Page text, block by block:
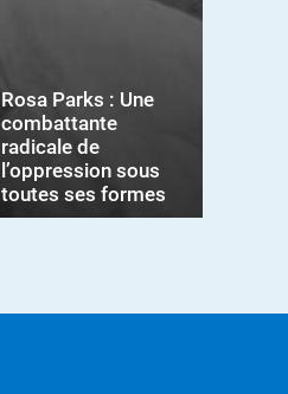
Rosa Parks : Une
combattante
radicale de
l’oppression sous
toutes ses formes